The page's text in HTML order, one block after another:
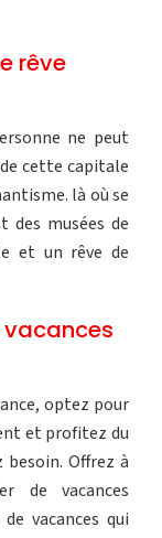
rêve
ne peut
cette capitale
là où se
musées de
et un rêve de
optez pour
et profitez du
Offrez à
de vacances
vacances qui